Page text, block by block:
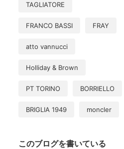
TAGLIATORE
FRANCO BASSI FRAY
atto vannucci
Holliday & Brown
PT TORINO BORRIELLO
BRIGLIA 1949 moncler
このブログを書いている